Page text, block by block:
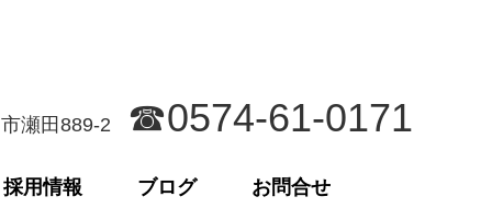
瀬田889-2 ☎0574-61-0171
採用情報 ブログ お問合せ